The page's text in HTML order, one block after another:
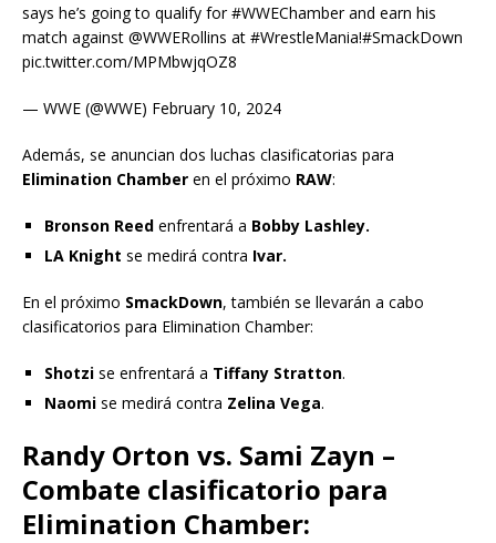
says he’s going to qualify for #WWEChamber and earn his
match against @WWERollins at #WrestleMania!#SmackDown
pic.twitter.com/MPMbwjqOZ8
— WWE (@WWE) February 10, 2024
Además, se anuncian dos luchas clasificatorias para
Elimination Chamber en el próximo RAW:
Bronson Reed enfrentará a Bobby Lashley.
LA Knight se medirá contra Ivar.
En el próximo SmackDown, también se llevarán a cabo
clasificatorios para Elimination Chamber:
Shotzi se enfrentará a Tiffany Stratton.
Naomi se medirá contra Zelina Vega.
Randy Orton vs. Sami Zayn –
Combate clasificatorio para
Elimination Chamber: